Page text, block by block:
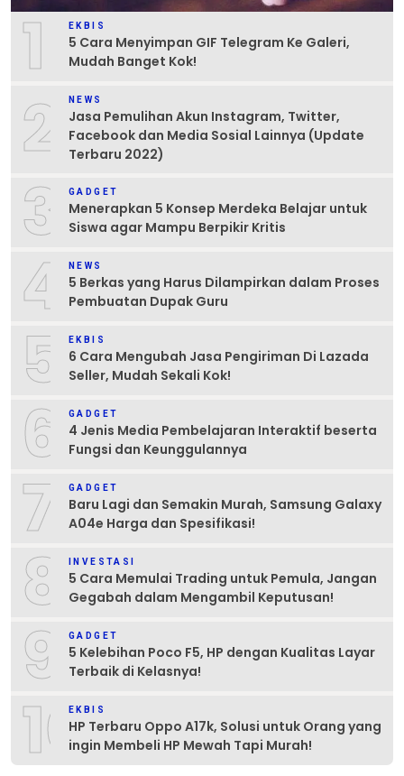
1 EKBIS
5 Cara Menyimpan GIF Telegram Ke Galeri,
Mudah Banget Kok!
2 NEWS
Jasa Pemulihan Akun Instagram, Twitter,
Facebook dan Media Sosial Lainnya (Update
Terbaru 2022)
3 GADGET
Menerapkan 5 Konsep Merdeka Belajar untuk
Siswa agar Mampu Berpikir Kritis
4 NEWS
5 Berkas yang Harus Dilampirkan dalam Proses
Pembuatan Dupak Guru
5 EKBIS
6 Cara Mengubah Jasa Pengiriman Di Lazada
Seller, Mudah Sekali Kok!
6 GADGET
4 Jenis Media Pembelajaran Interaktif beserta
Fungsi dan Keunggulannya
7 GADGET
Baru Lagi dan Semakin Murah, Samsung Galaxy
A04e Harga dan Spesifikasi!
8 INVESTASI
5 Cara Memulai Trading untuk Pemula, Jangan
Gegabah dalam Mengambil Keputusan!
9 GADGET
5 Kelebihan Poco F5, HP dengan Kualitas Layar
Terbaik di Kelasnya!
10EKBIS
HP Terbaru Oppo A17k, Solusi untuk Orang yang
ingin Membeli HP Mewah Tapi Murah!